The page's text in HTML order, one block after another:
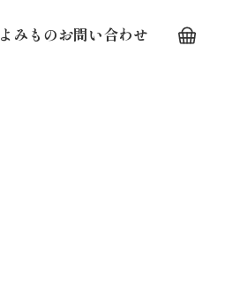
よみものお問い合わせ